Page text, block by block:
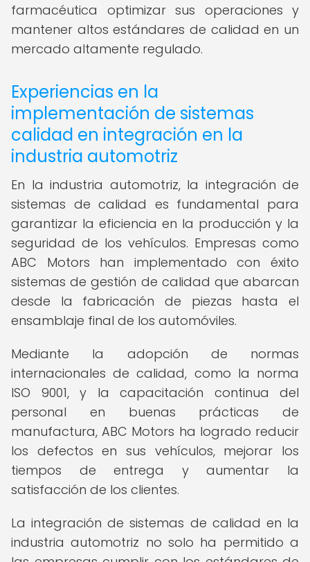
farmacéutica optimizar sus operaciones y
mantener altos estándares de calidad en un
mercado altamente regulado.
Experiencias en la
implementación de sistemas
calidad en integración en la
industria automotriz
En la industria automotriz, la integración de
sistemas de calidad es fundamental para
garantizar la eficiencia en la producción y la
seguridad de los vehículos. Empresas como
ABC Motors han implementado con éxito
sistemas de gestión de calidad que abarcan
desde la fabricación de piezas hasta el
ensamblaje final de los automóviles.
Mediante la adopción de normas
internacionales de calidad, como la norma
ISO 9001, y la capacitación continua del
personal en buenas prácticas de
manufactura, ABC Motors ha logrado reducir
los defectos en sus vehículos, mejorar los
tiempos de entrega y aumentar la
satisfacción de los clientes.
La integración de sistemas de calidad en la
industria automotriz no solo ha permitido a